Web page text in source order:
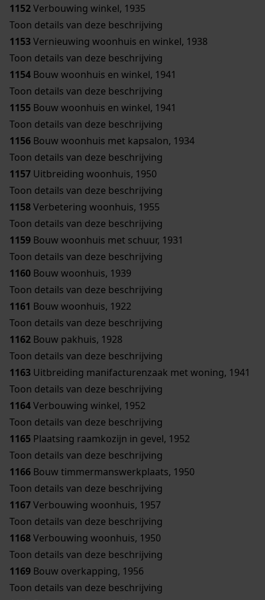
1152Verbouwing winkel, 1935
Toon details van deze beschrijving
1153Vernieuwing woonhuis en winkel, 1938
Toon details van deze beschrijving
1154 Bouw woonhuis en winkel, 1941
Toon details van deze beschrijving
1155 Bouw woonhuis en winkel, 1941
Toon details van deze beschrijving
1156 Bouw woonhuis met kapsalon, 1934
Toon details van deze beschrijving
1157 Uitbreiding woonhuis, 1950
Toon details van deze beschrijving
1158Verbetering woonhuis, 1955
Toon details van deze beschrijving
1159 Bouw woonhuis met schuur, 1931
Toon details van deze beschrijving
1160 Bouw woonhuis, 1939
Toon details van deze beschrijving
1161 Bouw woonhuis, 1922
Toon details van deze beschrijving
1162 Bouw pakhuis, 1928
Toon details van deze beschrijving
1163 Uitbreiding manifacturenzaak met woning, 1941
Toon details van deze beschrijving
1164Verbouwing winkel, 1952
Toon details van deze beschrijving
1165 Plaatsing raamkozijn in gevel, 1952
Toon details van deze beschrijving
1166 Bouw timmermanswerkplaats, 1950
Toon details van deze beschrijving
1167Verbouwing woonhuis, 1957
Toon details van deze beschrijving
1168Verbouwing woonhuis, 1950
Toon details van deze beschrijving
1169 Bouw overkapping, 1956
Toon details van deze beschrijving